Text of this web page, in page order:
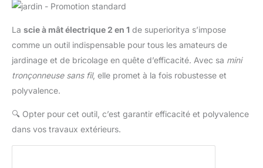
La scie à mât électrique 2 en 1 de superioritya s’impose
comme un outil indispensable pour tous les amateurs de
jardinage et de bricolage en quête d’efficacité. Avec sa mini
tronçonneuse sans fil, elle promet à la fois robustesse et
polyvalence.
🔍 Opter pour cet outil, c’est garantir efficacité et polyvalence
dans vos travaux extérieurs.